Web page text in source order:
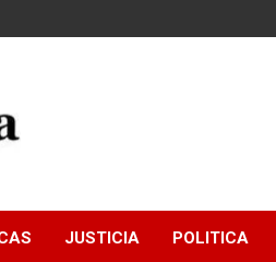
JUSTICIA POLITICA